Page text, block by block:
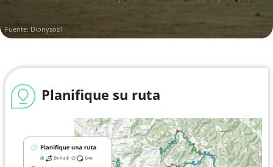
Fuente: Dionysos1
Planifique su ruta